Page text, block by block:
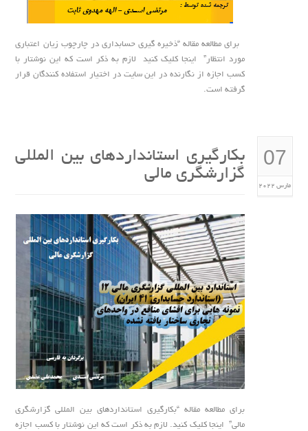
برای مطالعه مقاله “ذخیره گیری حسابداری در چارچوب زیان اعتباری
مورد انتظار” اینجا کلیک کنید لازم به ذکر است که این نوشتار با
کسب اجازه از نگارنده در این سایت در اختیار استفاده کنندگان قرار
گرفته است.
07
مارس 2022
بکارگیری استانداردهای بین المللی
گزارشگری مالی
برای مطالعه مقاله “بکارگیری استانداردهای بین المللی گزارشگری
مالی” اینجا کلیک کنید. لازم به ذکر است که این نوشتار با کسب اجازه